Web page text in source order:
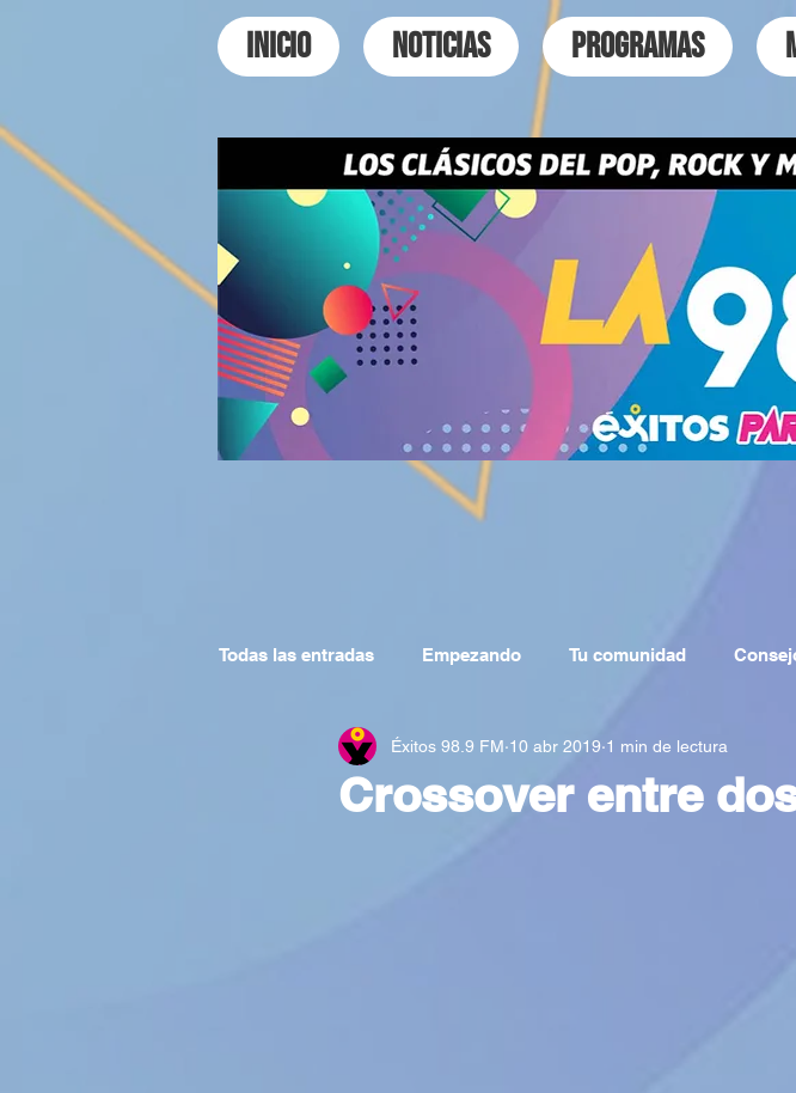
INICIO NOTICIAS PROGRAMAS
Todas las entradas Empezando Tu comunidad
Crossover entre
Éxitos 98.9 FM 10 abr 2019 1 min de lectura